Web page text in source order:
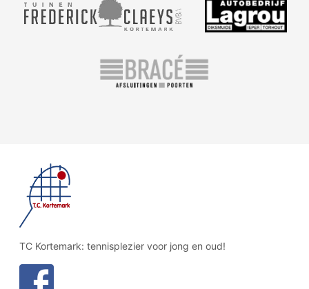
TC Kortemark: tennisplezier voor jong en oud!